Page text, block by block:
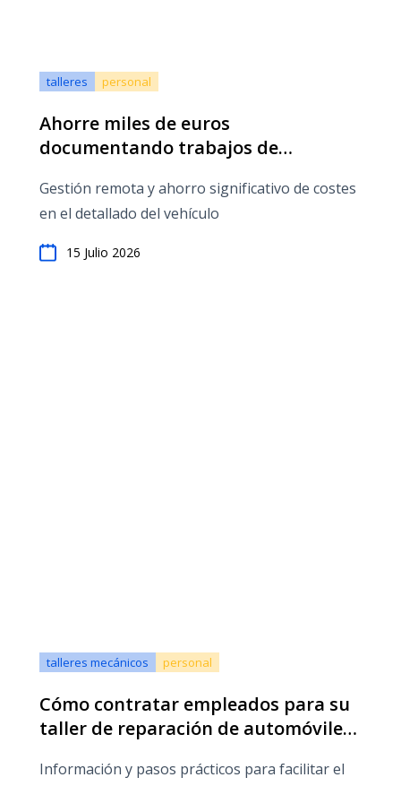
talleres personal
Ahorre miles de euros
documentando trabajos de
Gestión remota y ahorro significativo de costes
en el detallado del vehículo
15 Julio 2026
talleres mecánicos personal
Cómo contratar empleados para su
taller de reparación de automóviles:
Información y pasos prácticos para facilitar el